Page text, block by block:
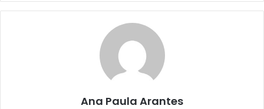
Ana Paula Arantes